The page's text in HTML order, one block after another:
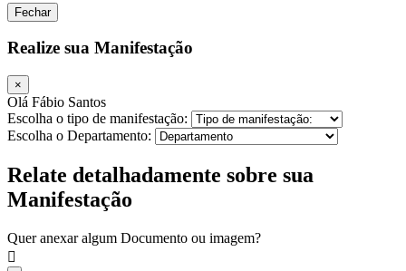
Fechar
Realize sua Manifestação
×
Olá Fábio Santos
Escolha o tipo de manifestação:
Escolha o Departamento:
Relate detalhadamente sobre sua
Manifestação
Quer anexar algum Documento ou imagem?